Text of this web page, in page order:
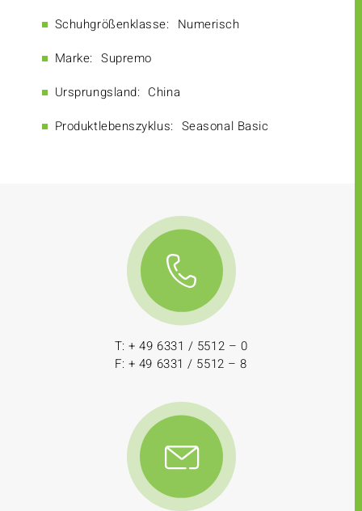
Schuhgrößenklasse: Numerisch
Marke: Supremo
Ursprungsland: China
Produktlebenszyklus: Seasonal Basic
T: + 49 6331 / 5512 – 0
F: + 49 6331 / 5512 – 8